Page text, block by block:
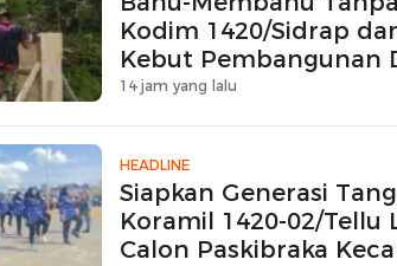
Kodim 1420/Sidrap
Kebut Pembangunan
Beton
14 jam yang lalu
HEADLINE
Siapkan Generasi
Koramil 1420-02/Tellu
Calon Paskibraka